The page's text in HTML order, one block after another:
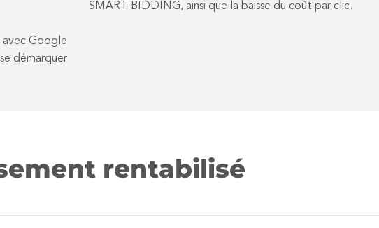
avec Google
démarquer
SMART BIDDING, ainsi que la baisse du coût par clic.
rentabilisé